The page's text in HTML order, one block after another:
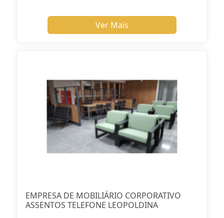
Ver Mais
EMPRESA DE MOBILIÁRIO CORPORATIVO
ASSENTOS TELEFONE LEOPOLDINA